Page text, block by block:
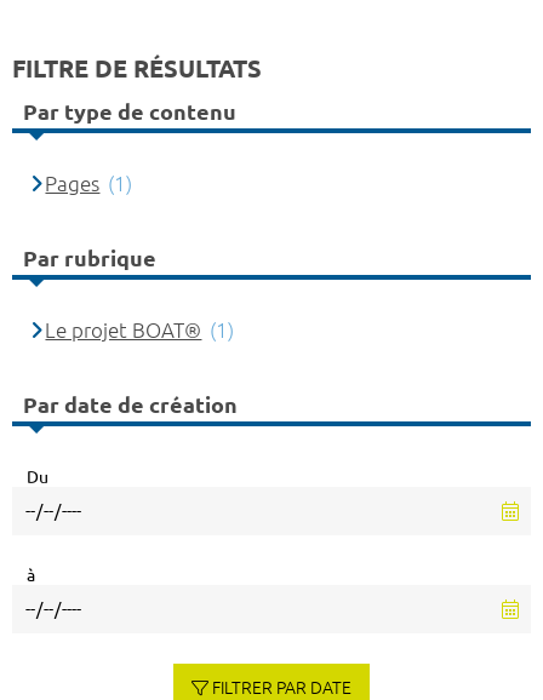
FILTRE DE RÉSULTATS
Par type de contenu
Pages (1)
Par rubrique
Le projet BOAT® (1)
Par date de création
Du
à
FILTRER PAR DATE